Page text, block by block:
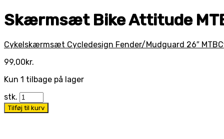
Skærmsæt Bike Attitude
Cykelskærmsæt Cycledesign Fender/Mudguard 26″ MTB
99,00kr.
Kun 1 tilbage på lager
stk.
Tilføj til kurv